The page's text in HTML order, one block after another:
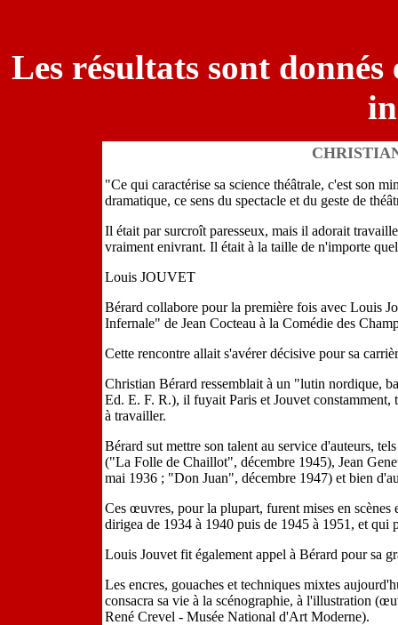
Les résultats sont
"Ce qui caractérise sa science théâtrale, c'est son
dramatique, ce sens du spectacle et du geste de
Il était par surcroît paresseux, mais il adorait
vraiment enivrant. Il était à la taille de n'importe
Louis JOUVET
Bérard collabore pour la première fois avec Louis
Infernale" de Jean Cocteau à la Comédie des
Cette rencontre allait s'avérer décisive pour sa
Christian Bérard ressemblait à un "lutin nordique,
Ed. E. F. R.), il fuyait Paris et Jouvet
à travailler.
Bérard sut mettre son talent au service d'auteurs,
("La Folle de Chaillot", décembre 1945), Jean
mai 1936 ; "Don Juan", décembre 1947) et bien
Ces œuvres, pour la plupart, furent mises en
dirigea de 1934 à 1940 puis de 1945 à 1951, et qui
Louis Jouvet fit également appel à Bérard pour sa
Les encres, gouaches et techniques mixtes
consacra sa vie à la scénographie, à l'illustration
René Crevel - Musée National d'Art Moderne).